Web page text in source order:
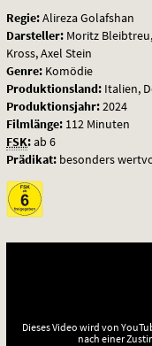
Regie:Alireza Golafshan
Darsteller: Moritz
Kross, Axel Stein
Genre: Komödie
Produktionsland: Italien,
Produktionsjahr:2024
Filmlänge: 112 Minuten
FSK:ab 6
Prädikat: besonders
Dieses Video wird von
nach einer